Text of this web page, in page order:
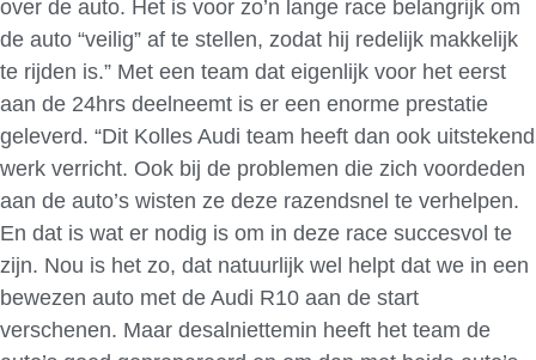
over de auto. Het is voor zo’n lange race belangrijk om
de auto “veilig” af te stellen, zodat hij redelijk makkelijk
te rijden is.” Met een team dat eigenlijk voor het eerst
aan de 24hrs deelneemt is er een enorme prestatie
geleverd. “Dit Kolles Audi team heeft dan ook uitstekend
werk verricht. Ook bij de problemen die zich voordeden
aan de auto’s wisten ze deze razendsnel te verhelpen.
En dat is wat er nodig is om in deze race succesvol te
zijn. Nou is het zo, dat natuurlijk wel helpt dat we in een
bewezen auto met de Audi R10 aan de start
verschenen. Maar desalniettemin heeft het team de